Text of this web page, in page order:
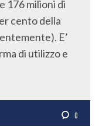
176 milioni di
cento della
E’
di utilizzo e
0